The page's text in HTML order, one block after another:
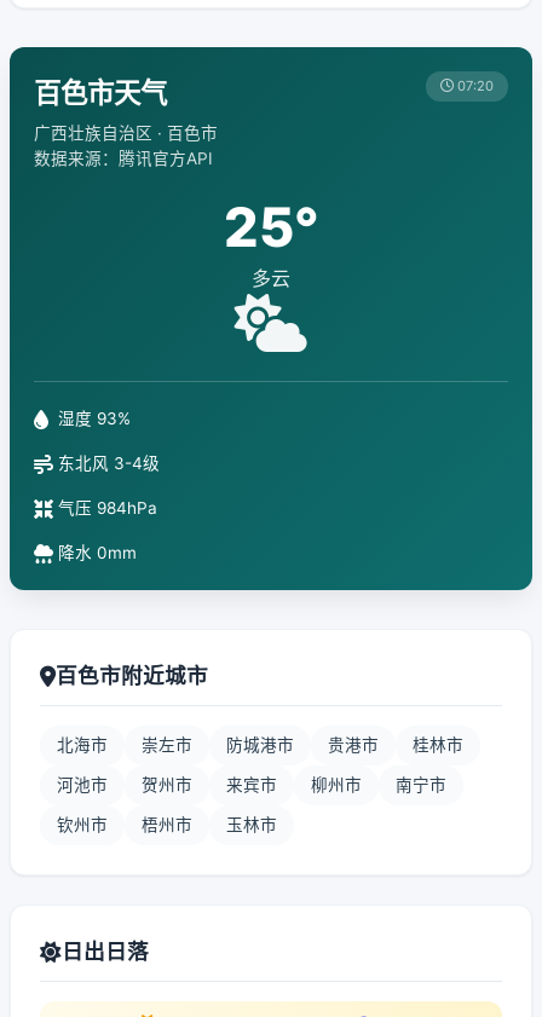
百色市天气
广西壮族自治区 · 百色市
数据来源：腾讯官方API
07:20
25°
多云
湿度 93%
东北风 3-4级
气压 984hPa
降水 0mm
百色市附近城市
北海市 崇左市 防城港市 贵港市 桂林市
河池市 贺州市 来宾市 柳州市 南宁市
钦州市 梧州市 玉林市
日出日落